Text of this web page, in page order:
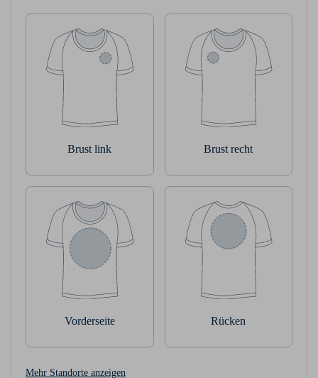
Brust link Brust recht
Vorderseite Rücken
Mehr Standorte anzeigen